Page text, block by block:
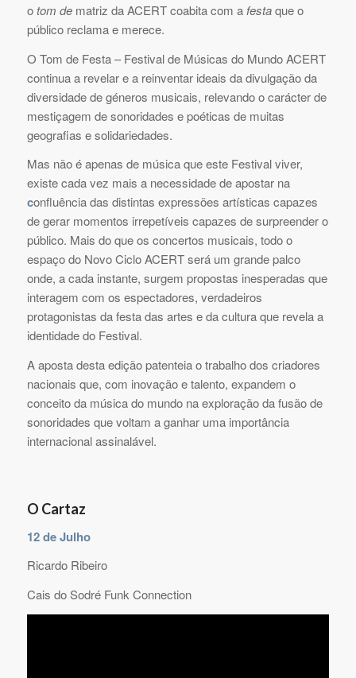
otom dematriz da ACERT coabita com a festaque o
público reclama e merece.
O Tom de Festa – Festival de Músicas do Mundo ACERT
continua a revelar e a reinventar ideais da divulgação da
diversidade de géneros musicais, relevando o carácter de
mestiçagem de sonoridades e poéticas de muitas
geografias e solidariedades.
Mas não é apenas de música que este Festival viver,
existe cada vez mais a necessidade de apostar na
confluência das distintas expressões artísticas capazes
de gerar momentos irrepetíveis capazes de surpreender o
público. Mais do que os concertos musicais, todo o
espaço do Novo Ciclo ACERT será um grande palco
onde, a cada instante, surgem propostas inesperadas que
interagem com os espectadores, verdadeiros
protagonistas da festa das artes e da cultura que revela a
identidade do Festival.
A aposta desta edição patenteia o trabalho dos criadores
nacionais que, com inovação e talento, expandem o
conceito da música do mundo na exploração da fusão de
sonoridades que voltam a ganhar uma importância
internacional assinalável.
O Cartaz
12 de Julho
Ricardo Ribeiro
Cais do Sodré Funk Connection